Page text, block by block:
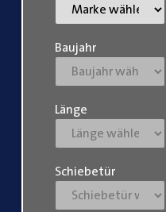
Baujahr
Länge
Schiebetür